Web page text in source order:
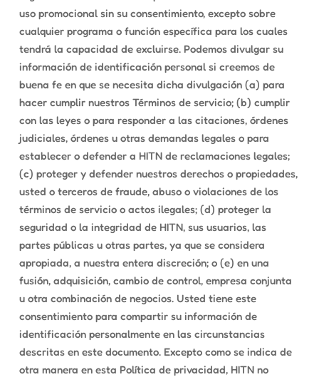
uso promocional sin su consentimiento, excepto sobre
cualquier programa o función específica para los cuales
tendrá la capacidad de excluirse. Podemos divulgar su
información de identificación personal si creemos de
buena fe en que se necesita dicha divulgación (a) para
hacer cumplir nuestros Términos de servicio; (b) cumplir
con las leyes o para responder a las citaciones, órdenes
judiciales, órdenes u otras demandas legales o para
establecer o defender a HITN de reclamaciones legales;
(c) proteger y defender nuestros derechos o propiedades,
usted o terceros de fraude, abuso o violaciones de los
términos de servicio o actos ilegales; (d) proteger la
seguridad o la integridad de HITN, sus usuarios, las
partes públicas u otras partes, ya que se considera
apropiada, a nuestra entera discreción; o (e) en una
fusión, adquisición, cambio de control, empresa conjunta
u otra combinación de negocios. Usted tiene este
consentimiento para compartir su información de
identificación personalmente en las circunstancias
descritas en este documento. Excepto como se indica de
otra manera en esta Política de privacidad, HITN no